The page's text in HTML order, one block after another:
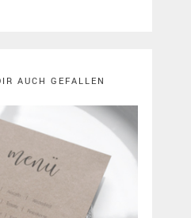
AUCH GEFALLEN